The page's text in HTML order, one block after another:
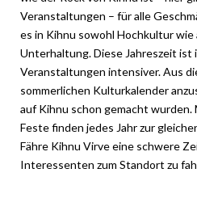
Veranstaltungen – für alle
es in Kihnu sowohl Hochkultur wie
Unterhaltung. Diese Jahreszeit ist
Veranstaltungen intensiver. Aus
sommerlichen Kulturkalender
auf Kihnu schon gemacht wurden.
Feste finden jedes Jahr zur
Fähre Kihnu Virve eine schwere
Interessenten zum Standort zu